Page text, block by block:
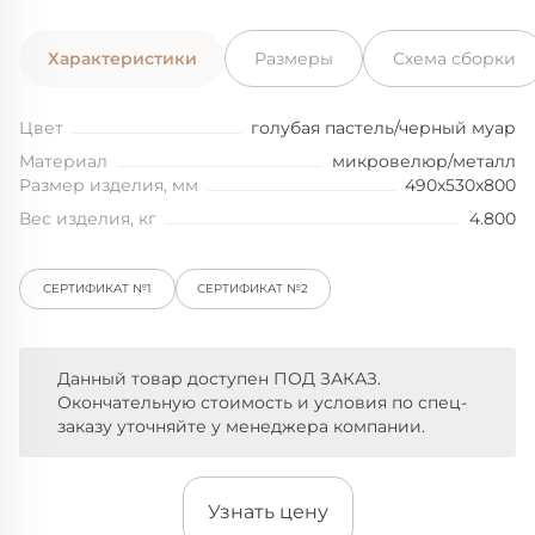
Характеристики Размеры Схема сборки
Цвет
голубая пастель/черный муар
Материал
микровелюр/металл
Размер изделия, мм
490x530x800
Вес изделия, кг
4.800
СЕРТИФИКАТ №1 СЕРТИФИКАТ №2
Данный товар доступен ПОД ЗАКАЗ.
Окончательную стоимость и условия по спец-
заказу уточняйте у менеджера компании.
Узнать цену